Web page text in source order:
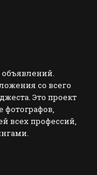
объявлений.
со всего
Это проект
фотографов,
всех профессий,